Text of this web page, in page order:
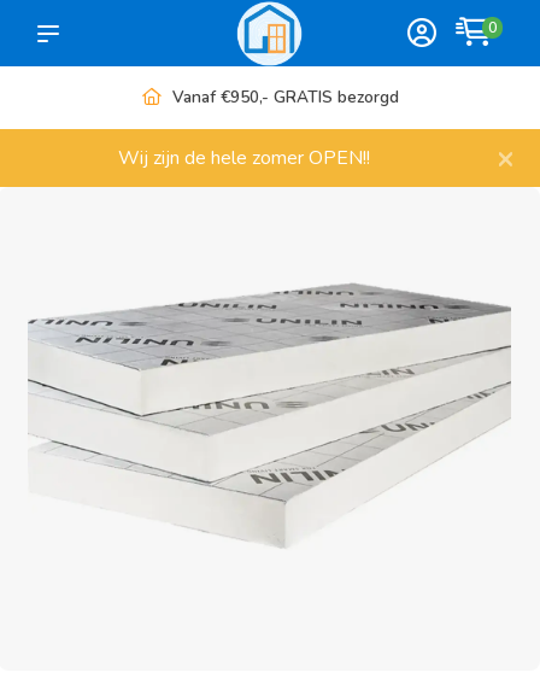
0
Vanaf €950,- GRATIS bezorgd
Wij zijn de hele zomer OPEN!! ×